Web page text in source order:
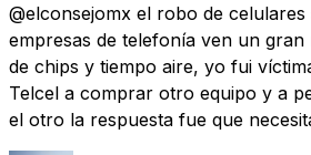
@elconsejomx el robo de celulares
empresas de telefonía ven un
de chips y tiempo aire, yo fui
Telcel a comprar otro equipo y a
el otro la respuesta fue que